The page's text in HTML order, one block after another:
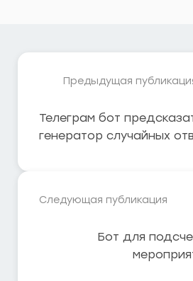
Предыдущая
Телеграм бот
генератор случайных
Следующая публикация
Бот для